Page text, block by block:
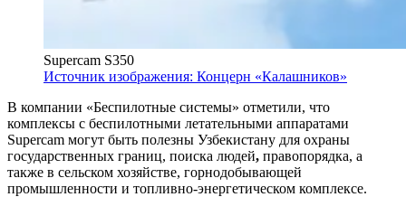
Supercam S350
Источник изображения: Концерн «Калашников»
В компании «Беспилотные системы» отметили, что
комплексы с беспилотными летательными аппаратами
Supercam могут быть полезны Узбекистану для охраны
государственных границ, поиска людей, правопорядка, а
также в сельском хозяйстве, горнодобывающей
промышленности и топливно-энергетическом комплексе.